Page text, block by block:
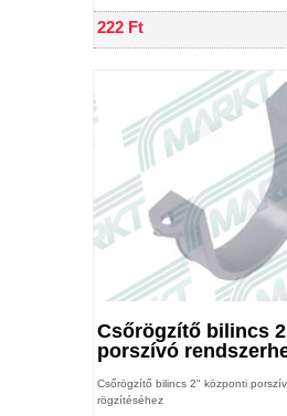
222 Ft
Csőrögzítő bilincs
porszívó
Csőrögzítő bilincs 2" központi
rögzítéséhez